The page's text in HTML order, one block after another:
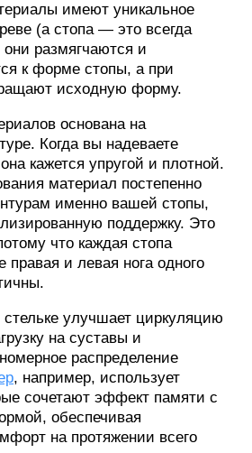
имеют уникальное
(а стопа — это всегда
размягчаются и
к форме стопы, а при
исходную форму.
основана на
Когда вы надеваете
кажется упругой и плотной.
материал постепенно
именно вашей стопы,
поддержку. Это
что каждая стопа
и левая нога одного
улучшает циркуляцию
на суставы и
распределение
, например, использует
сочетают эффект памяти с
обеспечивая
на протяжении всего